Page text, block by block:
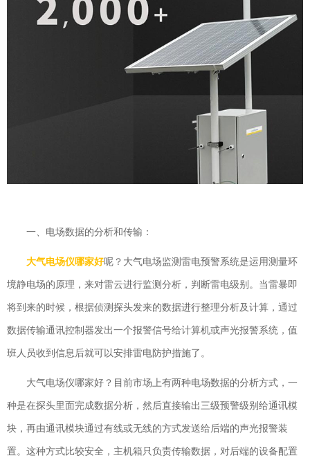
一、电场数据的分析和传输：
大气电场仪哪家好呢？ 大气电场监测雷电预警系统是运用测量环
境静电场的原理，来对雷云进行监测分析，判断雷电级别。当雷暴即
将到来的时候，根据侦测探头发来的数据进行整理分析及计算，通过
数据传输通讯控制器发出一个报警信号给计算机或声光报警系统，值
班人员收到信息后就可以安排雷电防护措施了。
大气电场仪哪家好？目前市场上有两种电场数据的分析方式，一
种是在探头里面完成数据分析，然后直接输出三级预警级别给通讯模
块，再由通讯模块通过有线或无线的方式发送给后端的声光报警装
置。这种方式比较安全，主机箱只负责传输数据，对后端的设备配置